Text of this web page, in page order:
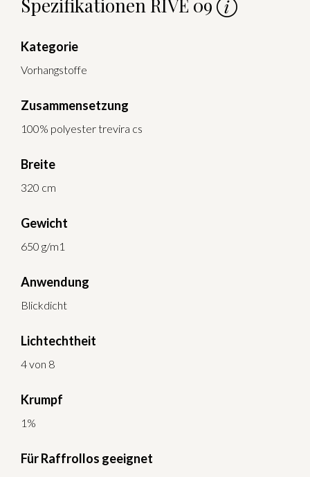
Spezifikationen RIVE 09
Kategorie
Vorhangstoffe
Zusammensetzung
100% polyester trevira cs
Breite
320 cm
Gewicht
650 g/m1
Anwendung
Blickdicht
Lichtechtheit
4 von 8
Krumpf
1%
Für Raffrollos geeignet